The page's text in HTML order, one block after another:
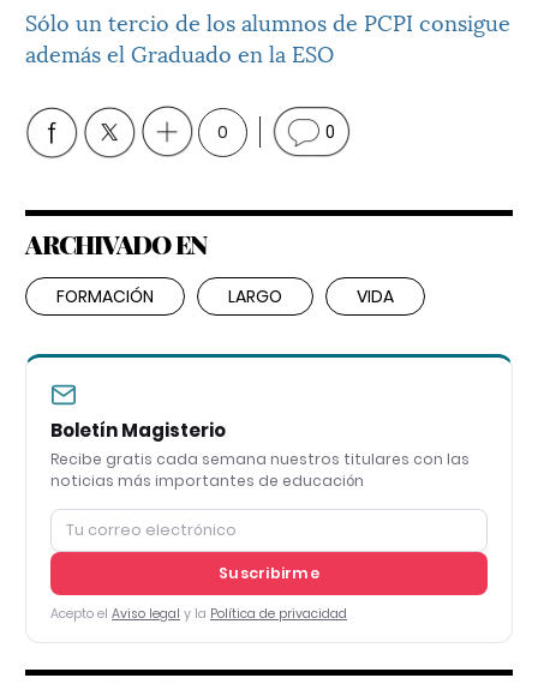
Sólo un tercio de los alumnos de PCPI consigue
además el Graduado en la ESO
0 0
ARCHIVADO EN
FORMACIÓN LARGO VIDA
Boletín Magisterio
Recibe gratis cada semana nuestros titulares con las
noticias más importantes de educación
Suscribirme
Acepto el Aviso legal y la Política de privacidad